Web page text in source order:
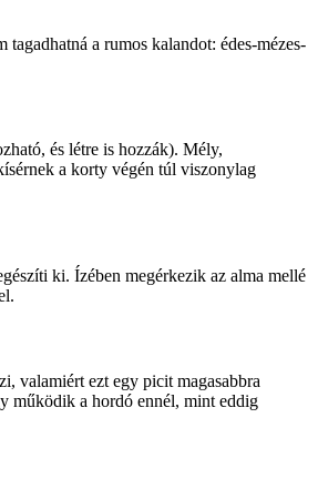
a rumos kalandot: édes-mézes-
és létre is hozzák). Mély,
a korty végén túl viszonylag
ki. Ízében megérkezik az alma mellé
valamiért ezt egy picit magasabbra
működik a hordó ennél, mint eddig